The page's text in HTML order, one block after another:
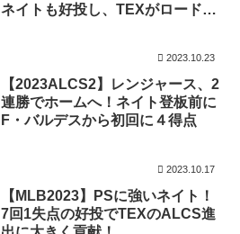
ネイトも好投し、TEXがロードで
2023.10.23
【2023ALCS2】レンジャース、2
連勝でホームへ！ネイト登板前に
F・バルデスから初回に４得点
2023.10.17
【MLB2023】PSに強いネイト！
7回1失点の好投でTEXのALCS進